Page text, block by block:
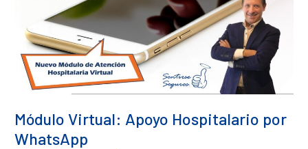
Módulo Virtual: Apoyo Hospitalario por
WhatsApp